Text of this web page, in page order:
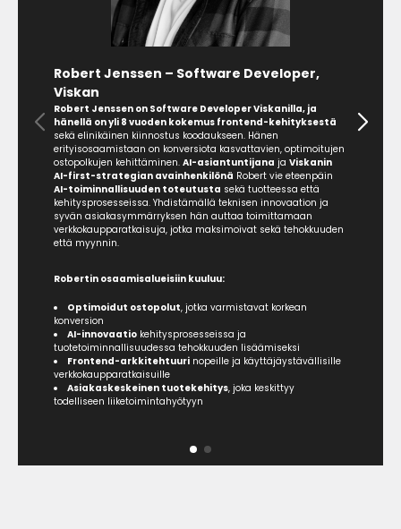
Robert Jenssen – Software Developer,
Viskan
Robert Jenssen on Software DeveloperViskanilla, ja
hänellä on yli 8 vuoden kokemus frontend-kehityksestä
sekä elinikäinen kiinnostus koodaukseen. Hänen
erityisosaamistaan on konversiota kasvattavien, optimoitujen
ostopolkujen kehittäminen. AI-asiantuntijana ja Viskanin
AI-first-strategian avainhenkilönä Robert vie eteenpäin
AI-toiminnallisuuden toteutusta sekä tuotteessa että
kehitysprosesseissa. Yhdistämällä teknisen innovaation ja
syvän asiakasymmärryksen hän auttaa toimittamaan
verkkokaupparatkaisuja, jotka maksimoivat sekä tehokkuuden
että myynnin.
Robertin osaamisalueisiin kuuluu:
Optimoidut ostopolut, jotka varmistavat korkean
konversion
AI-innovaatio kehitysprosesseissa ja
tuotetoiminnallisuudessa tehokkuuden lisäämiseksi
Frontend-arkkitehtuuri nopeille ja käyttäjäystävällisille
verkkokaupparatkaisuille
Asiakaskeskeinen tuotekehitys, joka keskittyy
todelliseen liiketoimintahyötyyn